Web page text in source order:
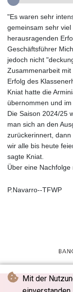
Mit der
"Es waren sehr
gemeinsam sehr
herausragenden
Geschäftsführer
jedoch nicht
Zusammenarbeit
Erfolg des
Kniat hatte die
übernommen und
Die Saison 2024/25
man sich an den
zurückerinnert,
wir alle bis heute
sagte Kniat.
Über eine Nachfolge
P.Navarro--TFWP